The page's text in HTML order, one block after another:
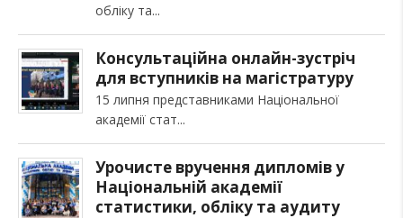
обліку та
Консультаційна онлайн-зустріч
для вступників на магістратуру
15 липня представниками Національної
академії стат
Урочисте вручення дипломів у
Національній академії
статистики, обліку та аудиту